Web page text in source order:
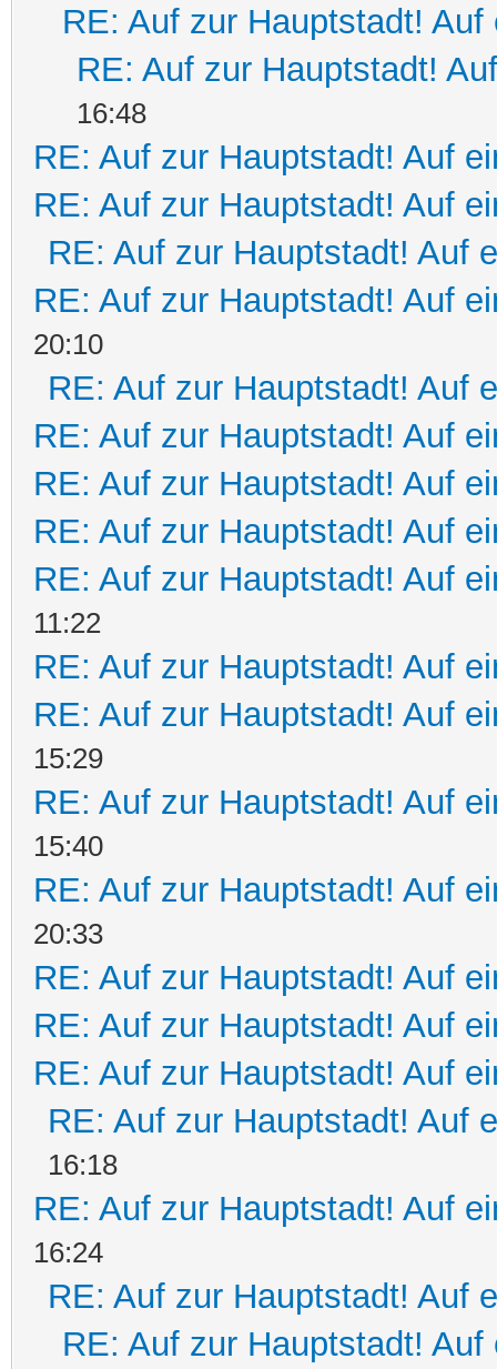
RE: Auf zur Hauptstadt! Auf
RE: Auf zur Hauptstadt!
16:48
RE: Auf zur Hauptstadt! Auf
RE: Auf zur Hauptstadt! Auf
RE: Auf zur Hauptstadt! Auf
RE: Auf zur Hauptstadt! Auf
20:10
RE: Auf zur Hauptstadt! Auf
RE: Auf zur Hauptstadt! Auf
RE: Auf zur Hauptstadt! Auf
RE: Auf zur Hauptstadt! Auf
RE: Auf zur Hauptstadt! Auf
11:22
RE: Auf zur Hauptstadt! Auf
RE: Auf zur Hauptstadt! Auf
15:29
RE: Auf zur Hauptstadt! Auf
15:40
RE: Auf zur Hauptstadt! Auf
20:33
RE: Auf zur Hauptstadt! Auf
RE: Auf zur Hauptstadt! Auf
RE: Auf zur Hauptstadt! Auf
RE: Auf zur Hauptstadt! Auf
16:18
RE: Auf zur Hauptstadt! Auf
16:24
RE: Auf zur Hauptstadt! Auf
RE: Auf zur Hauptstadt! Auf